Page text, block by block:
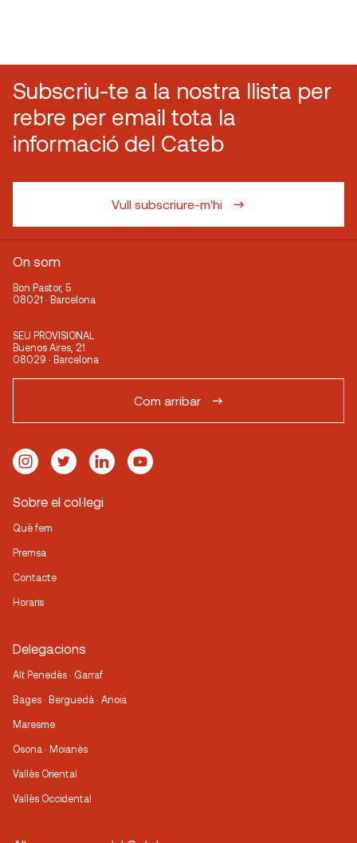
Subscriu-te a la nostra llista per
rebre per email tota la
informació del Cateb
Vull subscriure-m'hi
On som
Bon Pastor, 5
08021 · Barcelona
SEU PROVISIONAL
Buenos Aires, 21
08029 · Barcelona
Com arribar
Sobre el col·legi
Què fem
Premsa
Contacte
Horaris
Delegacions
Alt Penedès · Garraf
Bages · Berguedà · Anoia
Maresme
Osona · Moianès
Vallès Oriental
Vallès Occidental